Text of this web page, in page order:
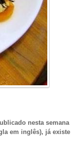
nesta semana
em inglês), já existe